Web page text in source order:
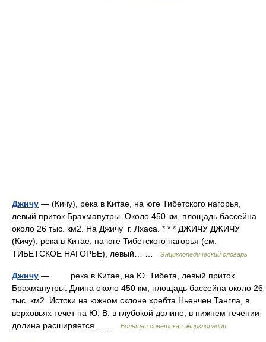
Джичу — (Кичу), река в Китае, на юге Тибетского нагорья,
левый приток Брахмапутры. Около 450 км, площадь бассейна
около 26 тыс. км2. На Джичу г. Лхаса. * * * ДЖИЧУ ДЖИЧУ
(Кичу), река в Китае, на юге Тибетского нагорья (см.
ТИБЕТСКОЕ НАГОРЬЕ), левый… …
Энциклопедический словарь
Джичу — река в Китае, на Ю. Тибета, левый приток
Брахмапутры. Длина около 450 км, площадь бассейна около 26
тыс. км2. Истоки на южном склоне хребта Ньенчен Тангла, в
верховьях течёт на Ю. В. в глубокой долине, в нижнем течении
долина расширяется… …
Большая советская энциклопедия